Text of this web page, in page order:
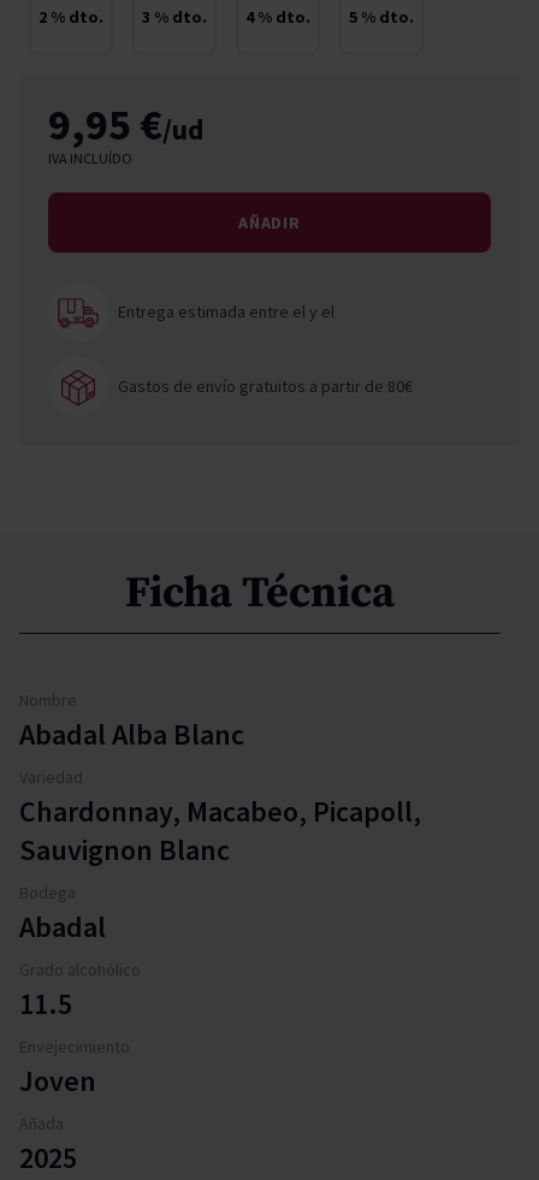
2 % dto. 3 % dto. 4% dto. 5 % dto.
9,95 €/ud
IVA INCLUÍDO
AÑADIR
Entrega estimada entre ely el
Gastos de envío gratuitos a partir de 80€
Ficha Técnica
Nombre
Abadal Alba Blanc
Variedad
Chardonnay, Macabeo, Picapoll,
Sauvignon Blanc
Bodega
Abadal
Grado alcohólico
11.5
Envejecimiento
Joven
Añada
2025